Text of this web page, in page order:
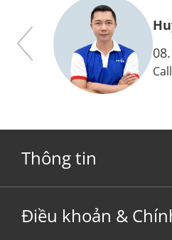
Call
Thông tin
Điều khoản &